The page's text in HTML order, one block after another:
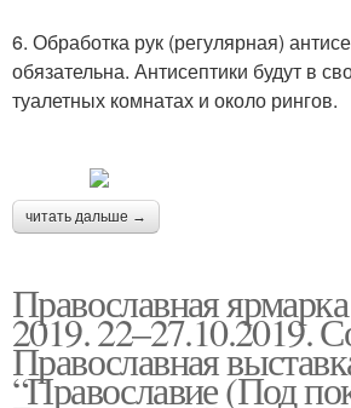
6. Обработка рук (регулярная)
обязательна. Антисептики будут в
туалетных комнатах и около рингов.
читать дальше →
Православная
2019. 22–27.10.2019.
Православная
“Православие (Под